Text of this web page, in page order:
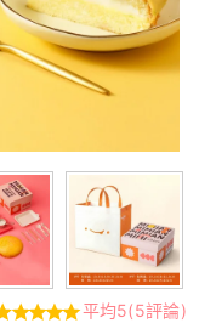
平均5(5評論)